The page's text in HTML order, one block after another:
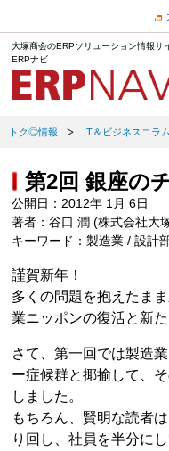
大塚商会のERPソリューション情報サ
ERPナビ
トク◎情報 IT＆ビジネスコラム
第2回 銀座の
公開日：2012年 1月 6日
著者：谷口 潤 (株式会社大
キーワード：製造業 / 設計
謹賀新年！
多くの問題を抱えたま
業ニッポンの復活と新
さて、第一回では製造
ー症候群と揶揄して、
しました。
もちろん、賢明な読者
り回し、社員を半分に